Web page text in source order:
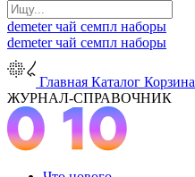
demeterчай семпл наборы
demeterчай семпл наборы
Главная Каталог Корзина
ЖУРНАЛ-СПРАВОЧНИК